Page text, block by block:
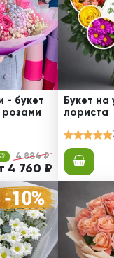
- букет
розами
4 884 ₽
4 760 ₽
Букет
лориста